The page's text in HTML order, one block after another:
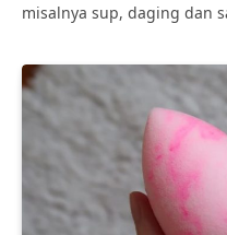
misalnya sup, daging dan